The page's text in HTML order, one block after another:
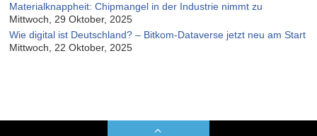
Materialknappheit: Chipmangel in der Industrie nimmt zu
Mittwoch, 29 Oktober, 2025
Wie digital ist Deutschland? – Bitkom-Dataverse jetzt neu am Start
Mittwoch, 22 Oktober, 2025